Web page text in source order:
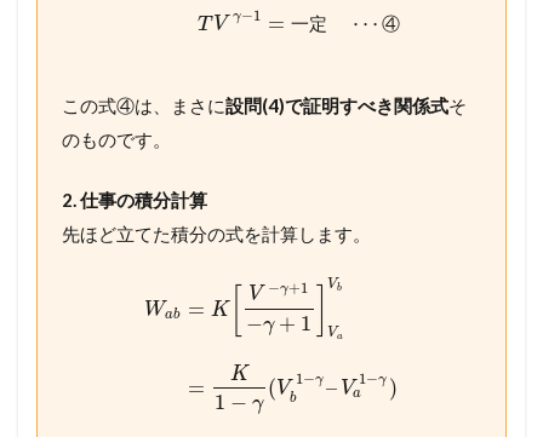
T V γ−1 = 一定 ⋯ ④
この式④は、まさに設問(4)で証明すべき関係式そ
のものです。
2. 仕事の積分計算
先ほど立てた積分の式を計算します。
Wab = K[ V −γ+1
−γ + 1
Vb
Va
=
K
1 − γ
(V 1 −γ
b
– V 1 −γ
a
)